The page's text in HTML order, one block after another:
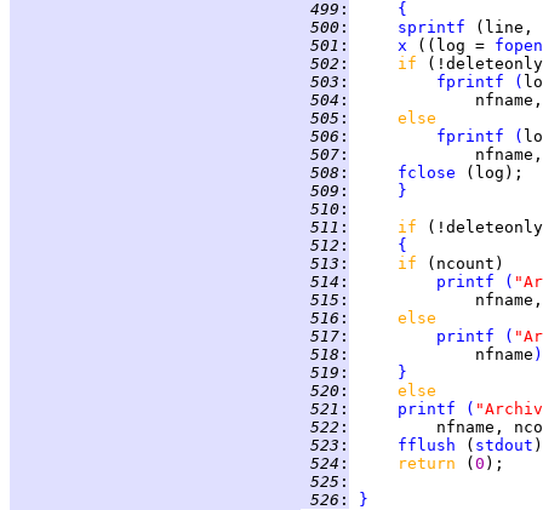
499 :
{
500 : sprintf (line,
501 : x ((log = fopen
502 :
if
503 : fprintf (
504 :
505 :
else
506 : fprintf (
507 :
508 : fclose
509 :
}
510 :
511 :
if
512 :
{
513 : if
514 : printf (
515 :
516 :
else
517 : printf (
518 :
             nfname
)
519 :
}
520 :
else
521 : printf (
522 :
nfname,
523 : fflush ( stdout
524 : return ( 0
525 :
526 : }